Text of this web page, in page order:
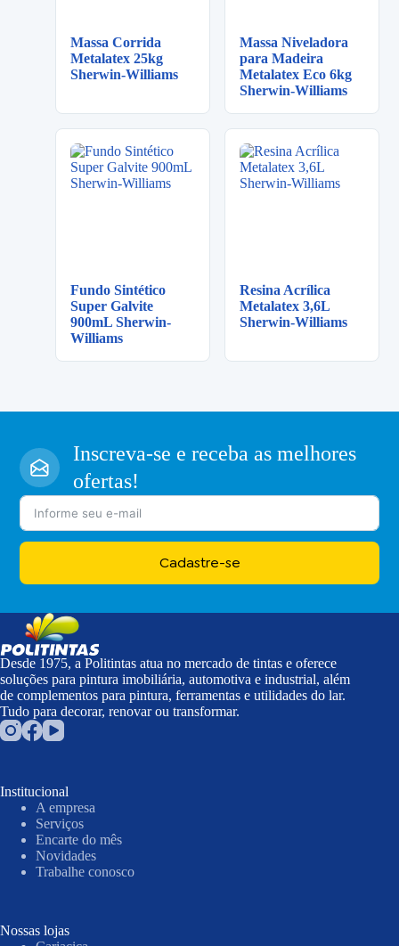
Massa Corrida
Metalatex 25kg
Sherwin-Williams
Massa Niveladora
para Madeira
Metalatex Eco 6kg
Sherwin-Williams
Fundo Sintético
Super Galvite
900mL Sherwin-
Williams
Resina Acrílica
Metalatex 3,6L
Sherwin-Williams
Inscreva-se e receba as melhores
ofertas!
Cadastre-se
Desde 1975, a Politintas atua no mercado de tintas e oferece
soluções para pintura imobiliária, automotiva e industrial, além
de complementos para pintura, ferramentas e utilidades do lar.
Tudo para decorar, renovar ou transformar.
Institucional
A empresa
Serviços
Encarte do mês
Novidades
Trabalhe conosco
Nossas lojas